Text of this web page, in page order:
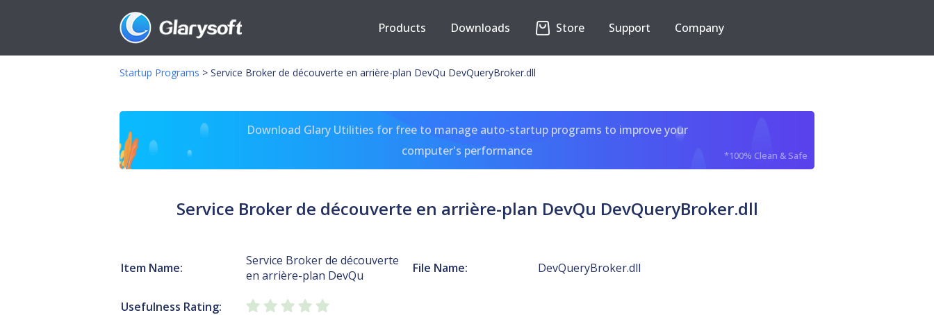
Products Downloads Store Support Company
Startup Programs > Service Broker de découverte en arrière-plan DevQu DevQueryBroker.dll
Download Glary Utilities for free to manage auto-startup programs to improve your
computer's performance
*100% Clean & Safe
Service Broker de découverte en arrière-plan DevQu DevQueryBroker.dll
Item Name:
Service Broker de découverte
en arrière-plan DevQu
File Name: DevQueryBroker.dll
Usefulness Rating: